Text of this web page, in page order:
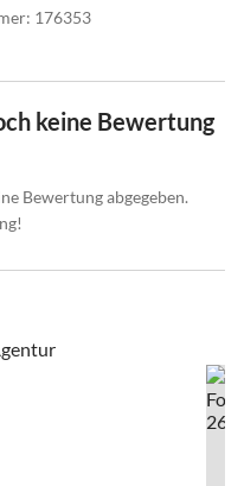
: 176353
keine Bewertung
Bewertung abgegeben.